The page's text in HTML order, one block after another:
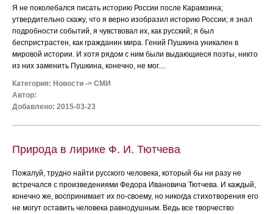
Я не поколебался писать историю России после Карамзина;
утвердительно скажу, что я верно изобразил историю России; я знал
подробности событий, я чувствовал их, как русский; я был
беспристрастен, как гражданин мира. Гений Пушкина уникален в
мировой истории. И хотя рядом с ним были выдающиеся поэты, никто
из них заменить Пушкина, конечно, не мог....
Категория: Новости -> СМИ
Автор:
Добавлено: 2015-03-23
Природа в лирике Ф. И. Тютчева
Пожалуй, трудно найти русского человека, который бы ни разу не
встречался с произведениями Федора Ивановича Тютчева. И каждый,
конечно же, воспринимает их по-своему, но никогда стихотворения его
не могут оставить человека равнодушным. Ведь все творчество